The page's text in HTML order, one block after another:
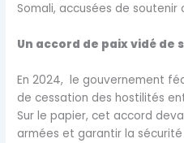
Somali, accusées de
Un accord de paix vidé de
En 2024, le gouvernement
de cessation des hostilités
Sur le papier, cet accord
armées et garantir la